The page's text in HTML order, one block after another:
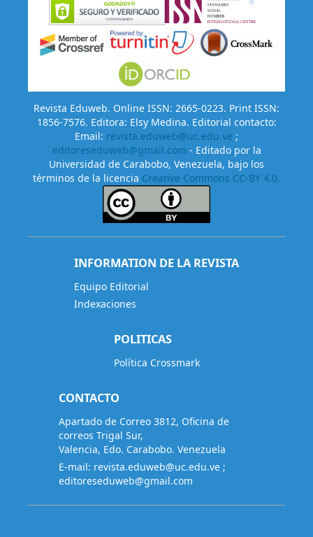
Revista Eduweb. Online ISSN: 2665-0223. Print ISSN:
1856-7576. Editora: Elsy Medina. Editorial contacto:
Email: revista.eduweb@uc.edu.ve ;
editoreseduweb@gmail.com - Editado por la
Universidad de Carabobo, Venezuela, bajo los
términos de la licencia Creative Commons CC-BY 4.0.
INFORMATION DE LA REVISTA
Equipo Editorial
Indexaciones
POLITICAS
Política Crossmark
CONTACTO
Apartado de Correo 3812, Oficina de
correos Trigal Sur,
Valencia, Edo. Carabobo. Venezuela
E-mail: revista.eduweb@uc.edu.ve ;
editoreseduweb@gmail.com